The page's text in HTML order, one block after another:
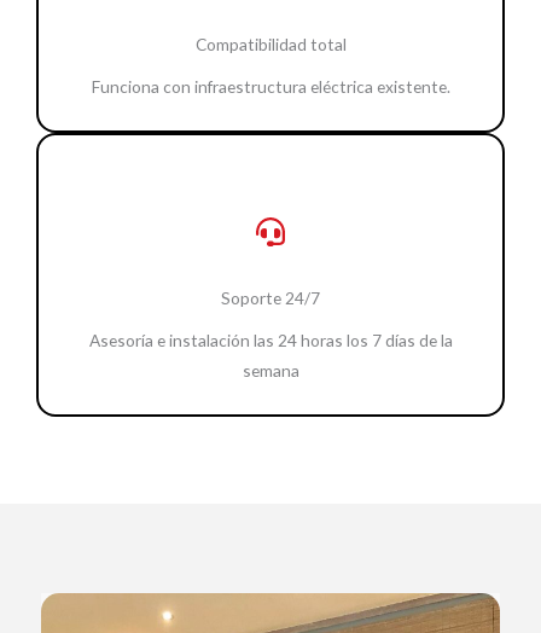
Compatibilidad total
Funciona con infraestructura eléctrica existente.
Soporte 24/7
Asesoría e instalación las 24 horas los 7 días de la
semana